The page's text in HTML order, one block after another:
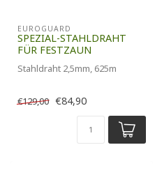
EUROGUARD
SPEZIAL-STAHLDRAHT
FÜR FESTZAUN
Stahldraht 2,5mm, 625m
€129,00 €84,90